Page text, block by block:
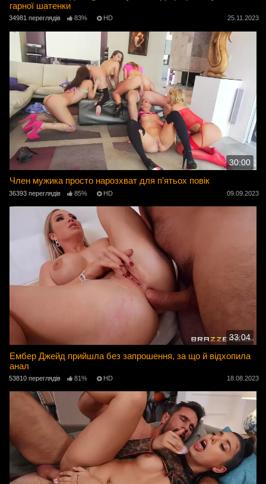
гарної шатенки
34981 переглядів 83% HD 25.11.2023
30:00
Член мужика просто нарозхват для п'ятьох повік
36393 переглядів 85% HD 09.09.2023
33:04
Ембер Джейд прийшла без запрошення, за що й відхопила
анал
53810 переглядів 81% HD 18.08.2023